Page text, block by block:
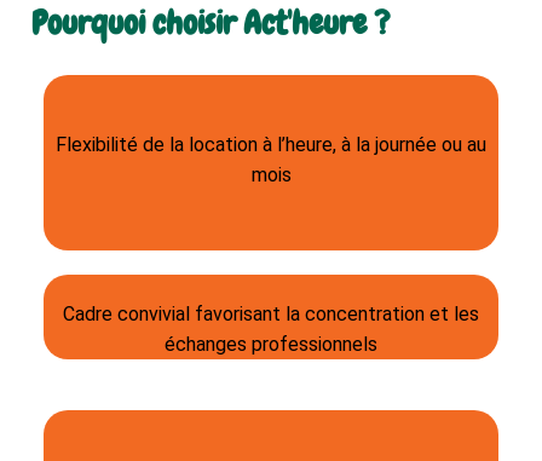
Pourquoi choisir Act'heure ?
Flexibilité de la location à l’heure, à la journée ou au
mois
Cadre convivial favorisant la concentration et les
échanges professionnels